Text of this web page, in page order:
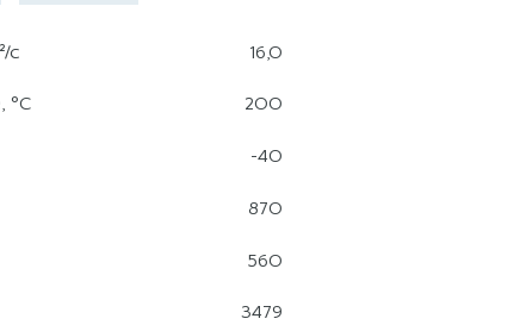
с 16,0
°C 200
-40
870
560
3479